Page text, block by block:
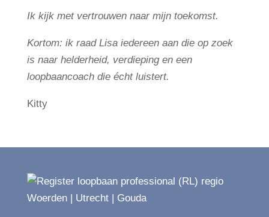
Ik kijk met vertrouwen naar mijn toekomst.
Kortom: ik raad Lisa iedereen aan die op zoek
is naar helderheid, verdieping en een
loopbaancoach die écht luistert.
Kitty